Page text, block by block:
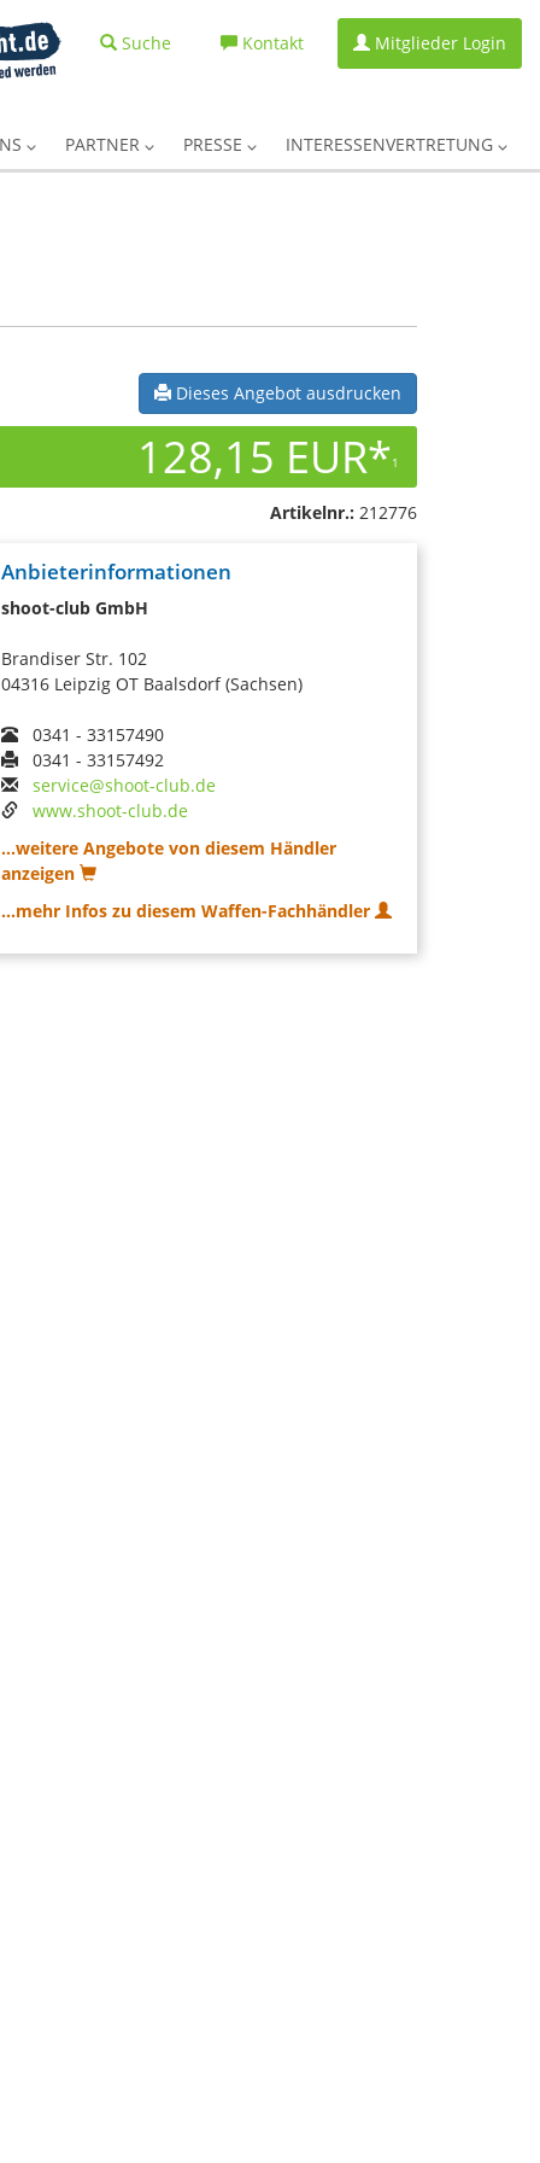
Suche Kontakt Mitglieder Login
PARTNER PRESSE INTERESSENVERTRETUNG
Dieses Angebot ausdrucken
128,15 EUR*1
Artikelnr.: 212776
Anbieterinformationen
shoot-club GmbH
Brandiser Str. 102
04316 Leipzig OT Baalsdorf (Sachsen)
0341 - 33157490
0341 - 33157492
service@shoot-club.de
www.shoot-club.de
...weitere Angebote von diesem Händler
anzeigen
...mehr Infos zu diesem Waffen-Fachhändler